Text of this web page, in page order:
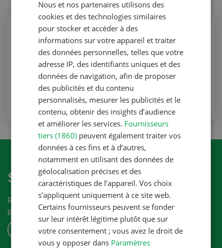
Production végétale
De l’herbe courte, un gage de réussite
Production végétale
VERS L'ARTICLE
S'abonner à la newletter
Recevez les dernières nouvelles du monde de la
Revue-UFA.
S'ABONNER
Nous et nos partenaires utilisons des
cookies et des technologies similaires
pour stocker et accéder à des
informations sur votre appareil et traiter
des données personnelles, telles que votre
adresse IP, des identifiants uniques et des
données de navigation, afin de proposer
des publicités et du contenu
personnalisés, mesurer les publicités et le
contenu, obtenir des insights d’audience
et améliorer les services. Fournisseurs
tiers (1860) peuvent également traiter vos
données à ces fins et à d’autres,
notamment en utilisant des données de
géolocalisation précises et des
caractéristiques de l’appareil. Vos choix
s’appliquent uniquement à ce site web.
Certains fournisseurs peuvent se fonder
sur leur intérêt légitime plutôt que sur
votre consentement ; vous avez le droit de
vous y opposer dans Paramètres